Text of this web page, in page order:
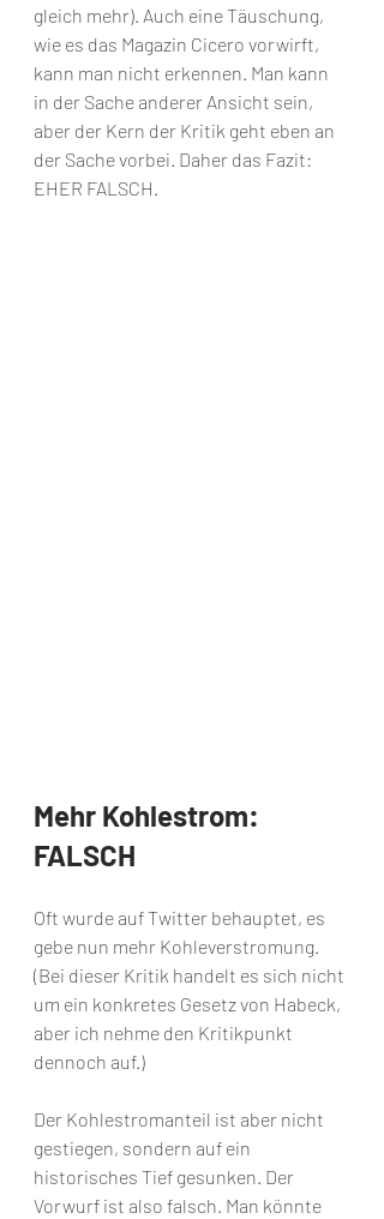
gleich mehr). Auch eine Täuschung,
wie es das Magazin Cicero vorwirft,
kann man nicht erkennen. Man kann
in der Sache anderer Ansicht sein,
aber der Kern der Kritik geht eben an
der Sache vorbei. Daher das Fazit:
EHER FALSCH.
Mehr Kohlestrom:
FALSCH
Oft wurde auf Twitter behauptet, es
gebe nun mehr Kohleverstromung.
(Bei dieser Kritik handelt es sich nicht
um ein konkretes Gesetz von Habeck,
aber ich nehme den Kritikpunkt
dennoch auf.)
Der Kohlestromanteil ist aber nicht
gestiegen, sondern auf ein
historisches Tief gesunken. Der
Vorwurf ist also falsch. Man könnte